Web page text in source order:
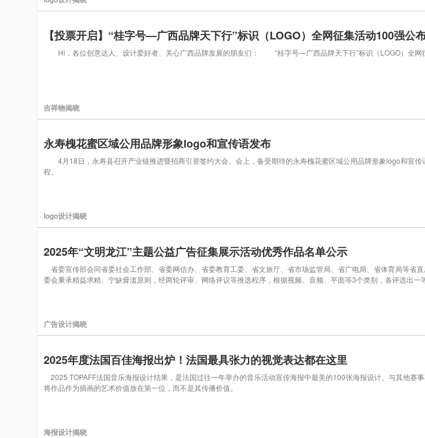
Hi，各位创意达人、设计爱好者、关心广西品牌发展的朋友们： “桂字号—广西品牌天下行”标识（LOGO）全网
吉祥物揭晓
永寿槐花蜜区域公用品牌形象logo和宣传语发布
4月18日，永寿县召开产业链推进暨招商引资签约大会。会上，备受期待的永寿槐花蜜区域公用品牌形象logo和宣
程。
logo设计揭晓
2025年“文明龙江”主题公益广告征集展示活动优秀作品名单公示
省委宣传部会同省委社会工作部、省委网信办、省委教育工委、省文旅厅、省市场监管局、省广电局、省体育局等省
委会秉承精益求精、宁缺毋滥原则，经两轮评审、网络评议等推选程序，根据视频、音频、平面等3个类别，各评选出
广告设计揭晓
2025年度法国百佳海报出炉！法国最具张力的视觉表达都在这里
2025 TOPAFF法国音乐海报设计结果，是法国过往一年举办的音乐活动宣传海报中最美的100张海报设计。与其他
将作品作为插画的艺术价值放在第一位，而不是其传播价值。
海报设计揭晓